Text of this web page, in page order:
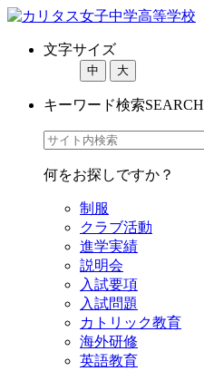
文字サイズ
中 大
キーワード検索SEARCH
何をお探しですか？
制服
クラブ活動
進学実績
説明会
入試要項
入試問題
カトリック教育
海外研修
英語教育